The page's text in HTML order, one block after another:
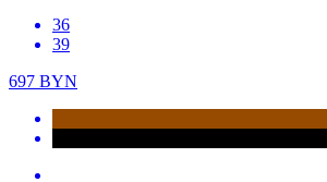
36
39
697 BYN